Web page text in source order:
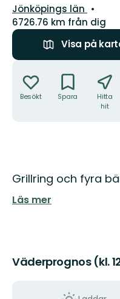
Län:
Jönköpings län
6726.76 km från dig
Visa på
Besökt Spara
Hitta
hit
Beskrivning
Grillring och fyra
Läs mer
Väderprognos (kl.